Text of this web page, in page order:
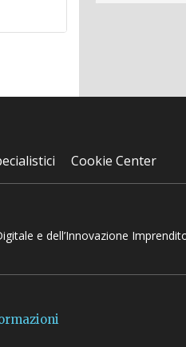
Cookie Center
e dell’Innovazione